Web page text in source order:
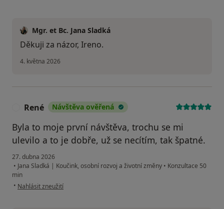
Mgr. et Bc. Jana Sladká
Děkuji za názor, Ireno.
4. května 2026
René Návštěva ověřená
Byla to moje první návštěva, trochu se mi
ulevilo a to je dobře, už se necítím, tak špatné.
27. dubna 2026
• Jana Sladká | Koučink, osobní rozvoj a životní změny • Konzultace 50
min
• podle názoru uživatele René
Nahlásit zneužití